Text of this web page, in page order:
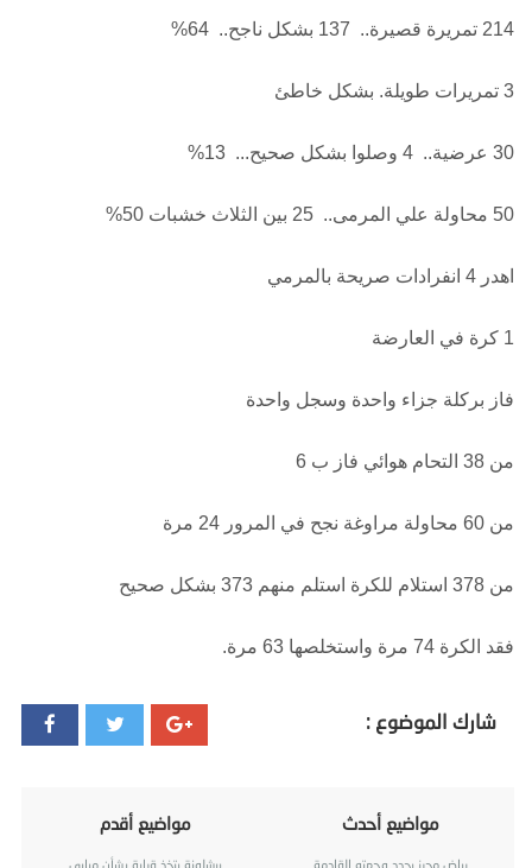
214 تمريرة قصيرة.. 137 بشكل ناجح.. 64%
3 تمريرات طويلة. بشكل خاطئ
30 عرضية.. 4 وصلوا بشكل صحيح... 13%
50 محاولة علي المرمى.. 25 بين الثلاث خشبات 50%
اهدر 4 انفرادات صريحة بالمرمي
1 كرة في العارضة
فاز بركلة جزاء واحدة وسجل واحدة
من 38 التحام هوائي فاز ب 6
من 60 محاولة مراوغة نجح في المرور 24 مرة
من 378 استلام للكرة استلم منهم 373 بشكل صحيح
فقد الكرة 74 مرة واستخلصها 63 مرة.
شارك الموضوع :
مواضيع أحدث
رياض محرز يحدد وجهته القادمة
مواضيع أقدم
برشلونة يتخذ قرارة بشأن مبابي